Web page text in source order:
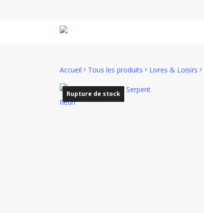
Accueil Tous les produits Livres & Loisirs
Rupture de stock